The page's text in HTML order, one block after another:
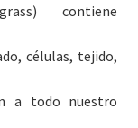
contiene
células, tejido,
a todo nuestro